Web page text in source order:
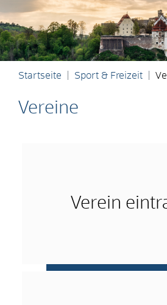
Startseite Sport & Freizeit
Vereine
Verein